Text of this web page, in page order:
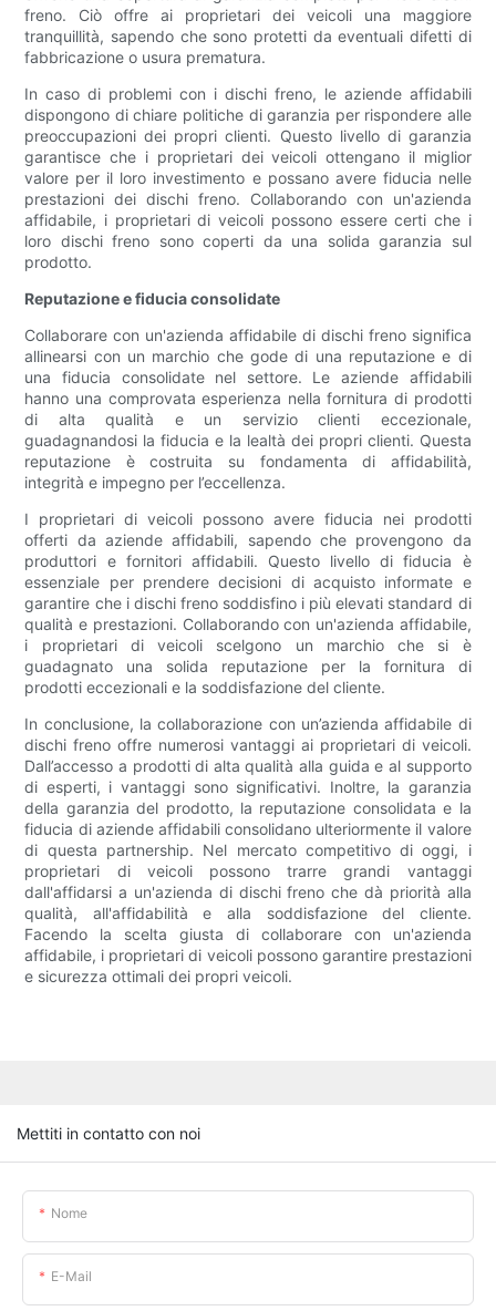
freno. Ciò offre ai proprietari dei veicoli una maggiore
tranquillità, sapendo che sono protetti da eventuali difetti di
fabbricazione o usura prematura.
In caso di problemi con i dischi freno, le aziende affidabili
dispongono di chiare politiche di garanzia per rispondere alle
preoccupazioni dei propri clienti. Questo livello di garanzia
garantisce che i proprietari dei veicoli ottengano il miglior
valore per il loro investimento e possano avere fiducia nelle
prestazioni dei dischi freno. Collaborando con un'azienda
affidabile, i proprietari di veicoli possono essere certi che i
loro dischi freno sono coperti da una solida garanzia sul
prodotto.
Reputazione e fiducia consolidate
Collaborare con un'azienda affidabile di dischi freno significa
allinearsi con un marchio che gode di una reputazione e di
una fiducia consolidate nel settore. Le aziende affidabili
hanno una comprovata esperienza nella fornitura di prodotti
di alta qualità e un servizio clienti eccezionale,
guadagnandosi la fiducia e la lealtà dei propri clienti. Questa
reputazione è costruita su fondamenta di affidabilità,
integrità e impegno per l’eccellenza.
I proprietari di veicoli possono avere fiducia nei prodotti
offerti da aziende affidabili, sapendo che provengono da
produttori e fornitori affidabili. Questo livello di fiducia è
essenziale per prendere decisioni di acquisto informate e
garantire che i dischi freno soddisfino i più elevati standard di
qualità e prestazioni. Collaborando con un'azienda affidabile,
i proprietari di veicoli scelgono un marchio che si è
guadagnato una solida reputazione per la fornitura di
prodotti eccezionali e la soddisfazione del cliente.
In conclusione, la collaborazione con un’azienda affidabile di
dischi freno offre numerosi vantaggi ai proprietari di veicoli.
Dall’accesso a prodotti di alta qualità alla guida e al supporto
di esperti, i vantaggi sono significativi. Inoltre, la garanzia
della garanzia del prodotto, la reputazione consolidata e la
fiducia di aziende affidabili consolidano ulteriormente il valore
di questa partnership. Nel mercato competitivo di oggi, i
proprietari di veicoli possono trarre grandi vantaggi
dall'affidarsi a un'azienda di dischi freno che dà priorità alla
qualità, all'affidabilità e alla soddisfazione del cliente.
Facendo la scelta giusta di collaborare con un'azienda
affidabile, i proprietari di veicoli possono garantire prestazioni
e sicurezza ottimali dei propri veicoli.
Mettiti in contatto con noi
Nome
E-Mail